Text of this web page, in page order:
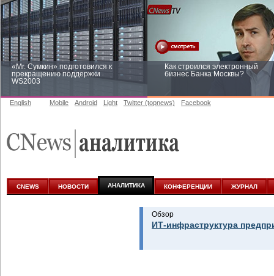
«Mr. Сумкин» подготовился к
прекращению поддержки
WS2003
Как строился электронный
бизнес Банка Москвы?
аналитике
English Mobile Android Light Twitter (topnews) Facebook
CNEWS НОВОСТИ АНАЛИТИКА КОНФЕРЕНЦИИ ЖУРНАЛ
Обзор
ИТ-инфраструктура